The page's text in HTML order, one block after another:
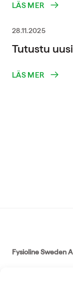
LÄS MER
28.11.2025
Tutustu
LÄS MER
Fysioline Sweden